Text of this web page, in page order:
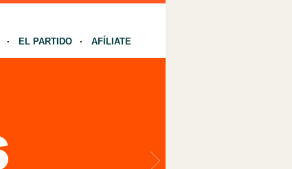
EL PARTIDO AFÍLIATE